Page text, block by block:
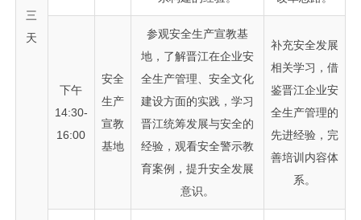
三
天
下午
14:30-
16:00
安全
生产
宣教
基地
参观安全生产宣教基
地，了解晋江在企业安
全生产管理、安全文化
建设方面的实践，学习
晋江统筹发展与安全的
经验，观看安全警示教
育案例，提升安全发展
意识。
补充安全发展
相关学习，借
鉴晋江企业安
全生产管理的
先进经验，完
善培训内容体
系。